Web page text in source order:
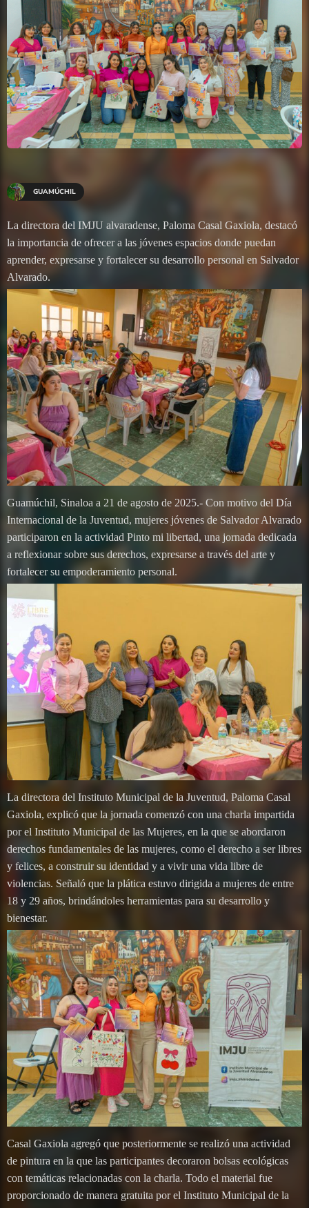
GUAMÚCHIL
La directora del IMJU alvaradense, Paloma Casal Gaxiola, destacó
la importancia de ofrecer a las jóvenes espacios donde puedan
aprender, expresarse y fortalecer su desarrollo personal en Salvador
Alvarado.
Guamúchil, Sinaloa a 21 de agosto de 2025.- Con motivo del Día
Internacional de la Juventud, mujeres jóvenes de Salvador Alvarado
participaron en la actividad Pinto mi libertad, una jornada dedicada
a reflexionar sobre sus derechos, expresarse a través del arte y
fortalecer su empoderamiento personal.
La directora del Instituto Municipal de la Juventud, Paloma Casal
Gaxiola, explicó que la jornada comenzó con una charla impartida
por el Instituto Municipal de las Mujeres, en la que se abordaron
derechos fundamentales de las mujeres, como el derecho a ser libres
y felices, a construir su identidad y a vivir una vida libre de
violencias. Señaló que la plática estuvo dirigida a mujeres de entre
18 y 29 años, brindándoles herramientas para su desarrollo y
bienestar.
Casal Gaxiola agregó que posteriormente se realizó una actividad
de pintura en la que las participantes decoraron bolsas ecológicas
con temáticas relacionadas con la charla. Todo el material fue
proporcionado de manera gratuita por el Instituto Municipal de la